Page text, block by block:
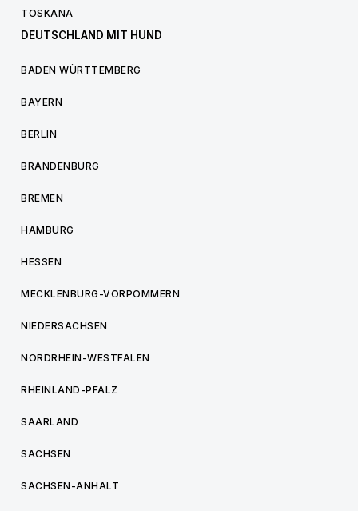
TOSKANA
DEUTSCHLAND MIT HUND
BADEN WÜRTTEMBERG
BAYERN
BERLIN
BRANDENBURG
BREMEN
HAMBURG
HESSEN
MECKLENBURG-VORPOMMERN
NIEDERSACHSEN
NORDRHEIN-WESTFALEN
RHEINLAND-PFALZ
SAARLAND
SACHSEN
SACHSEN-ANHALT